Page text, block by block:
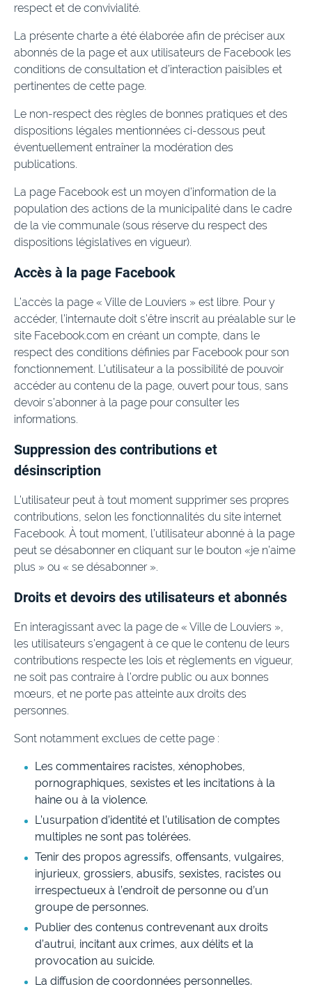
respect et de convivialité.
La présente charte a été élaborée afin de préciser aux
abonnés de la page et aux utilisateurs de Facebook les
conditions de consultation et d’interaction paisibles et
pertinentes de cette page.
Le non-respect des règles de bonnes pratiques et des
dispositions légales mentionnées ci-dessous peut
éventuellement entraîner la modération des
publications.
La page Facebook est un moyen d’information de la
population des actions de la municipalité dans le cadre
de la vie communale (sous réserve du respect des
dispositions législatives en vigueur).
Accès à la page Facebook
L’accès la page « Ville de Louviers » est libre. Pour y
accéder, l’internaute doit s’être inscrit au préalable sur le
site Facebook.com en créant un compte, dans le
respect des conditions définies par Facebook pour son
fonctionnement. L’utilisateur a la possibilité de pouvoir
accéder au contenu de la page, ouvert pour tous, sans
devoir s’abonner à la page pour consulter les
informations.
Suppression des contributions et
désinscription
L’utilisateur peut à tout moment supprimer ses propres
contributions, selon les fonctionnalités du site internet
Facebook. À tout moment, l’utilisateur abonné à la page
peut se désabonner en cliquant sur le bouton «je n’aime
plus » ou « se désabonner ».
Droits et devoirs des utilisateurs et abonnés
En interagissant avec la page de « Ville de Louviers »,
les utilisateurs s’engagent à ce que le contenu de leurs
contributions respecte les lois et règlements en vigueur,
ne soit pas contraire à l’ordre public ou aux bonnes
mœurs, et ne porte pas atteinte aux droits des
personnes.
Sont notamment exclues de cette page :
Les commentaires racistes, xénophobes,
pornographiques, sexistes et les incitations à la
haine ou à la violence.
L’usurpation d’identité et l’utilisation de comptes
multiples ne sont pas tolérées.
Tenir des propos agressifs, offensants, vulgaires,
injurieux, grossiers, abusifs, sexistes, racistes ou
irrespectueux à l’endroit de personne ou d’un
groupe de personnes.
Publier des contenus contrevenant aux droits
d’autrui, incitant aux crimes, aux délits et la
provocation au suicide.
La diffusion de coordonnées personnelles.